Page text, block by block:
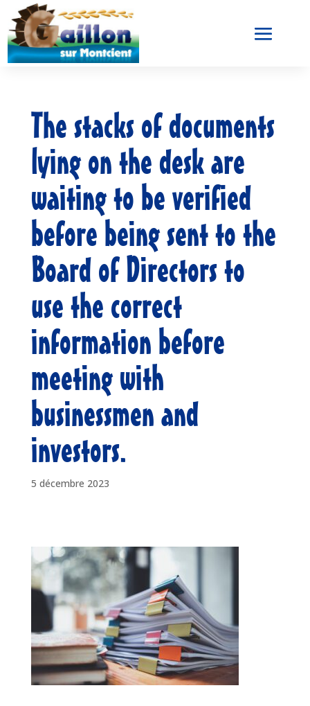
The stacks of documents
lying on the desk are
waiting to be verified
before being sent to the
Board of Directors to
use the correct
information before
meeting with
businessmen and
investors.
5 décembre 2023